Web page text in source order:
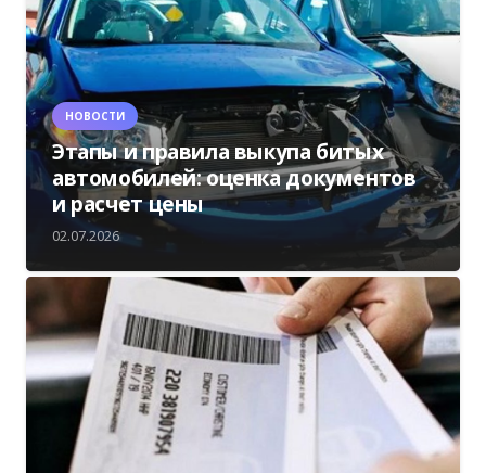
НОВОСТИ
Этапы и правила выкупа битых
автомобилей: оценка документов
и расчет цены
02.07.2026